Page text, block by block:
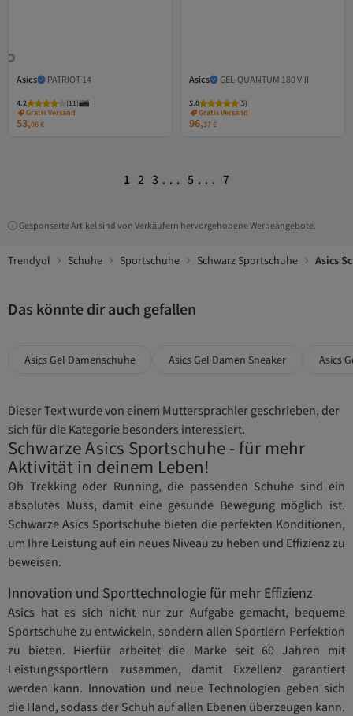
Asics PATRIOT 14
4.2 (11)
Versand Kostenlos
Gratis Versand
Versand Kostenlos
53,06€
Asics GEL-QUANTUM 180 VIII
5.0 (5)
Versand Kostenlos
Gratis Versand
Versand Kostenlos
96,37€
1 2 3 ... 5 ... 7
Gesponserte Artikel sind von Verkäufern hervorgehobene Werbeangebote.
Trendyol Schuhe Sportschuhe Schwarz Sportschuhe Asics
Das könnte dir auch gefallen
Asics Gel Damenschuhe Asics Gel Damen Sneaker Asics
Dieser Text wurde von einem Muttersprachler geschrieben, der
sich für die Kategorie besonders interessiert.
Schwarze Asics Sportschuhe - für mehr
Aktivität in deinem Leben!
Ob Trekking oder Running, die passenden Schuhe sind ein
absolutes Muss, damit eine gesunde Bewegung möglich ist.
Schwarze Asics Sportschuhe bieten die perfekten Konditionen,
um Ihre Leistung auf ein neues Niveau zu heben und Effizienz zu
beweisen.
Innovation und Sporttechnologie für mehr Effizienz
Asics hat es sich nicht nur zur Aufgabe gemacht, bequeme
Sportschuhe zu entwickeln, sondern allen Sportlern Perfektion
zu bieten. Hierfür arbeitet die Marke seit 60 Jahren mit
Leistungssportlern zusammen, damit Exzellenz garantiert
werden kann. Innovation und neue Technologien geben sich
die Hand, sodass der Schuh auf allen Ebenen überzeugen kann.